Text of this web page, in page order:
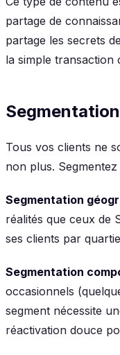
partage de
partage les secrets
la simple transaction
Tous vos clients ne
non plus.
Segmentation
réalités que ceux de
ses clients par
Segmentation
occasionnels
segment nécessite
réactivation douce